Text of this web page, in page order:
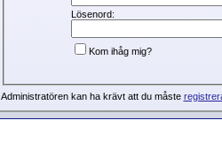
Lösenord:
Kom ihåg mig?
Administratören kan ha krävt att du måste